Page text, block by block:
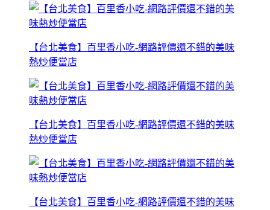
【台北美食】百里香小吃-網路評價還不錯的美味
熱炒便當店
【台北美食】百里香小吃-網路評價還不錯的美味
熱炒便當店
【台北美食】百里香小吃-網路評價還不錯的美味